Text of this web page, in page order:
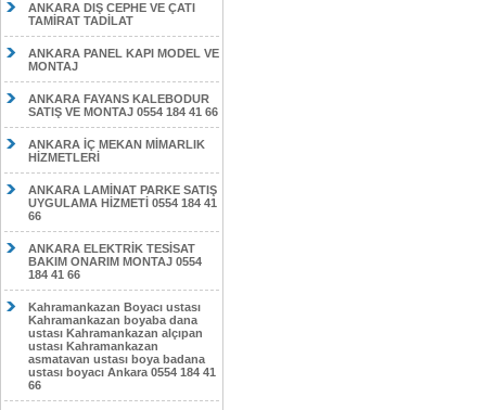
ANKARA DIŞ CEPHE VE ÇATI
TAMİRAT TADİLAT
ANKARA PANEL KAPI MODEL VE
MONTAJ
ANKARA FAYANS KALEBODUR
SATIŞ VE MONTAJ 0554 184 41 66
ANKARA İÇ MEKAN MİMARLIK
HİZMETLERİ
ANKARA LAMİNAT PARKE SATIŞ
UYGULAMA HİZMETİ 0554 184 41
66
ANKARA ELEKTRİK TESİSAT
BAKIM ONARIM MONTAJ 0554
184 41 66
Kahramankazan Boyacı ustası
Kahramankazan boyaba dana
ustası Kahramankazan alçıpan
ustası Kahramankazan
asmatavan ustası boya badana
ustası boyacı Ankara 0554 184 41
66